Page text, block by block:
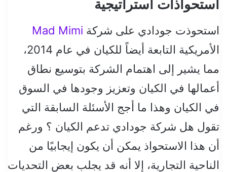
استحواذات استراتيجية
استحوذت جودادي على شركة Mad Mimi
الأمريكية التابعة أيضاً للكيان في عام 2014،
مما يشير إلى اهتمام الشركة بتوسيع نطاق
أعمالها في الكيان وتعزيز وجودها في السوق
في الكيان وهذا ما أجج الأسئلة السابقة التي
تقول هل شركة جودادي تدعم الكيان ؟ ورغم
أن هذا الاستحواذ يمكن أن يكون إيجابيًا من
الناحية التجارية، إلا أنه قد يجلب بعض التحديات